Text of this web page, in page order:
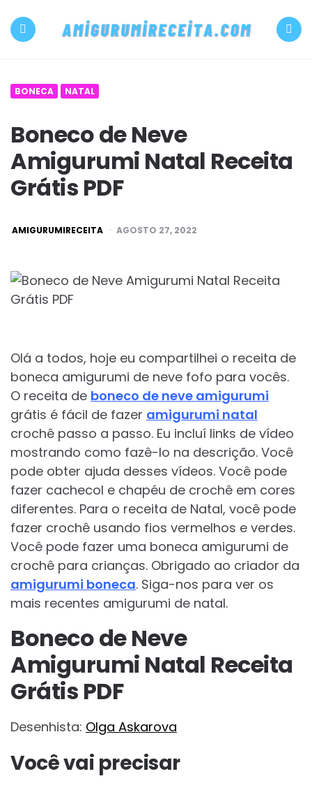
500+
Amigurumi
receita
grátis
BONECA NATAL
Boneco de Neve
Amigurumi Natal Receita
Grátis PDF
POSTED
BY
AMIGURUMIRECEITA AGOSTO 27, 2022
Olá a todos, hoje eu compartilhei o receita de
boneca amigurumi de neve fofo para vocês.
O receita de boneco de neve amigurumi
grátis é fácil de fazer amigurumi natal
crochê passo a passo. Eu incluí links de vídeo
mostrando como fazê-lo na descrição. Você
pode obter ajuda desses vídeos. Você pode
fazer cachecol e chapéu de crochê em cores
diferentes. Para o receita de Natal, você pode
fazer crochê usando fios vermelhos e verdes.
Você pode fazer uma boneca amigurumi de
crochê para crianças. Obrigado ao criador da
amigurumi boneca. Siga-nos para ver os
mais recentes amigurumi de natal.
Boneco de Neve
Amigurumi Natal Receita
Grátis PDF
Desenhista: Olga Askarova
Você vai precisar